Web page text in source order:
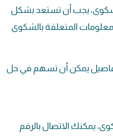
يجب أن تستعد بشكل
المتعلقة بالشكوى
يمكن أن تسهم في حل
يمكنك الاتصال بالرقم